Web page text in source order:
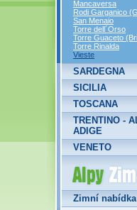
Mancaversa
Rodi Garganico
San Menaio
Torre dell´Orso
Torre Guaceto
Torre Rinalda
Vieste
SARDEGNA
SICILIA
TOSCANA
TRENTINO -
ADIGE
VENETO
Alpy
Zimní nabídka